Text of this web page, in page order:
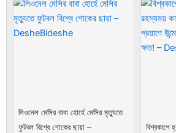
লিওনেল মেসির বাবা হোর্হে মেসির মৃত্যুতে
ফুটবল বিশ্বে শোকের ছায়া –
বিশ্বকাপে